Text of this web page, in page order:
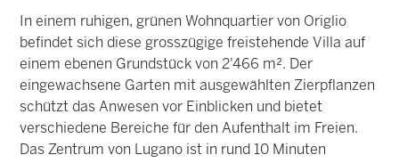
In einem ruhigen, grünen Wohnquartier von Origlio
befindet sich diese grosszügige freistehende Villa auf
einem ebenen Grundstück von 2'466 m². Der
eingewachsene Garten mit ausgewählten Zierpflanzen
schützt das Anwesen vor Einblicken und bietet
verschiedene Bereiche für den Aufenthalt im Freien.
Das Zentrum von Lugano ist in rund 10 Minuten